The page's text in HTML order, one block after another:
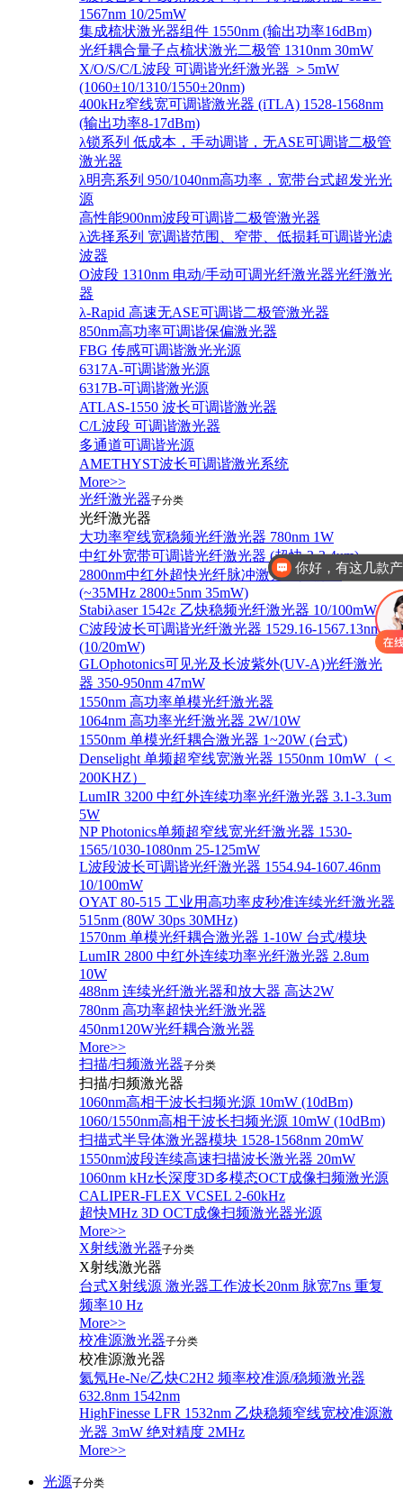
1567nm 10/25mW
集成梳状激光器组件 1550nm (输出功率16dBm)
光纤耦合量子点梳状激光二极管 1310nm 30mW
X/O/S/C/L波段 可调谐光纤激光器 ＞5mW
(1060±10/1310/1550±20nm)
400kHz窄线宽可调谐激光器 (iTLA) 1528-1568nm
(输出功率8-17dBm)
λ锁系列 低成本，手动调谐，无ASE可调谐二极管
激光器
λ明亮系列 950/1040nm高功率，宽带台式超发光光
源
高性能900nm波段可调谐二极管激光器
λ选择系列 宽调谐范围、窄带、低损耗可调谐光滤
波器
O波段 1310nm 电动/手动可调光纤激光器光纤激光
器
λ-Rapid 高速无ASE可调谐二极管激光器
850nm高功率可调谐保偏激光器
FBG 传感可调谐激光光源
6317A-可调谐激光源
6317B-可调谐激光源
ATLAS-1550 波长可调谐激光器
C/L波段 可调谐激光器
多通道可调谐光源
AMETHYST波长可调谐激光系统
More>>
光纤激光器子分类
光纤激光器
大功率窄线宽稳频光纤激光器 780nm 1W
中红外宽带可调谐光纤激光器 (超快 3-3.4um)
2800nm中红外超快光纤脉冲激光器振荡器
(~35MHz 2800±5nm 35mW)
Stabiλaser 1542ε 乙炔稳频光纤激光器 10/100mW
C波段波长可调谐光纤激光器 1529.16-1567.13nm
(10/20mW)
GLOphotonics可见光及长波紫外(UV-A)光纤激光
器 350-950nm 47mW
1550nm 高功率单模光纤激光器
1064nm 高功率光纤激光器 2W/10W
1550nm 单模光纤耦合激光器 1~20W (台式)
Denselight 单频超窄线宽激光器 1550nm 10mW（＜
200KHZ）
LumIR 3200 中红外连续功率光纤激光器 3.1-3.3um
5W
NP Photonics单频超窄线宽光纤激光器 1530-
1565/1030-1080nm 25-125mW
L波段波长可调谐光纤激光器 1554.94-1607.46nm
10/100mW
OYAT 80-515 工业用高功率皮秒准连续光纤激光器
515nm (80W 30ps 30MHz)
1570nm 单模光纤耦合激光器 1-10W 台式/模块
LumIR 2800 中红外连续功率光纤激光器 2.8um
10W
488nm 连续光纤激光器和放大器 高达2W
780nm 高功率超快光纤激光器
450nm120W光纤耦合激光器
More>>
扫描/扫频激光器子分类
扫描/扫频激光器
1060nm高相干波长扫频光源 10mW (10dBm)
1060/1550nm高相干波长扫频光源 10mW (10dBm)
扫描式半导体激光器模块 1528-1568nm 20mW
1550nm波段连续高速扫描波长激光器 20mW
1060nm kHz长深度3D多模态OCT成像扫频激光源
CALIPER-FLEX VCSEL 2-60kHz
超快MHz 3D OCT成像扫频激光器光源
More>>
X射线激光器子分类
X射线激光器
台式X射线源 激光器工作波长20nm 脉宽7ns 重复
频率10 Hz
More>>
校准源激光器子分类
校准源激光器
氦氖He-Ne/乙炔C2H2 频率校准源/稳频激光器
632.8nm 1542nm
HighFinesse LFR 1532nm 乙炔稳频窄线宽校准源激
光器 3mW 绝对精度 2MHz
More>>
光源子分类
你好，有这几款